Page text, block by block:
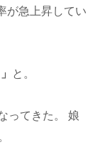
が急上昇してい
と。
ってきた。 娘